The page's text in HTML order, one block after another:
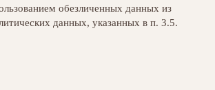
обезличенных данных из
данных, указанных в п. 3.5.